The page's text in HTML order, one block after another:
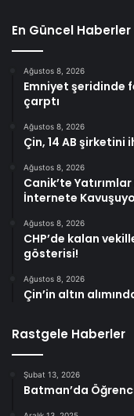
En Güncel Haberler
Ağustos 8, 2026
Emniyet şeridinde
çarptı
Ağustos 8, 2026
Çin, 14 AB
Ağustos 8, 2026
Canik’te
İnternete
Ağustos 8, 2026
CHP’de kalan
gösterisi!
Ağustos 8, 2026
Çin’in altın
Rastgele Haberler
Şubat 13, 2026
Batman’da